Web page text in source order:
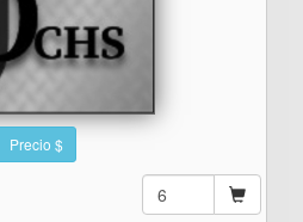
Precio $